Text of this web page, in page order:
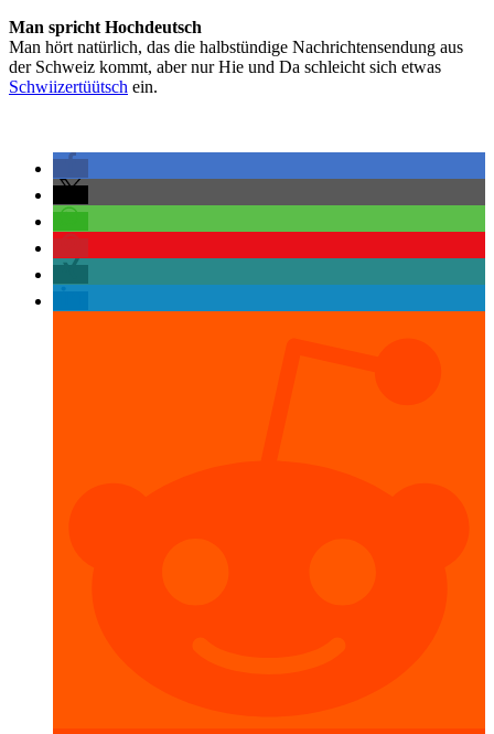
Man spricht Hochdeutsch
Man hört natürlich, das die halbstündige Nachrichtensendung aus
der Schweiz kommt, aber nur Hie und Da schleicht sich etwas
Schwiizertüütsch ein.